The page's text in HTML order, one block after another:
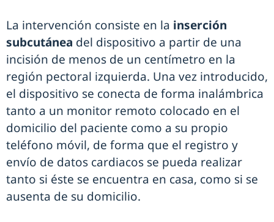
La intervención consiste en la inserción
subcutánea del dispositivo a partir de una
incisión de menos de un centímetro en la
región pectoral izquierda. Una vez introducido,
el dispositivo se conecta de forma inalámbrica
tanto a un monitor remoto colocado en el
domicilio del paciente como a su propio
teléfono móvil, de forma que el registro y
envío de datos cardiacos se pueda realizar
tanto si éste se encuentra en casa, como si se
ausenta de su domicilio.